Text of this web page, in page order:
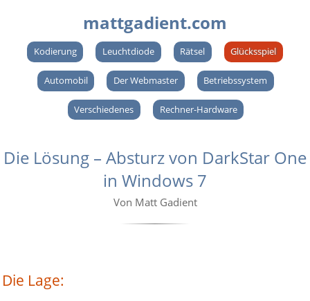
mattgadient.com
Kodierung Leuchtdiode Rätsel Glücksspiel
Automobil Der Webmaster Betriebssystem
Verschiedenes Rechner-Hardware
Die Lösung – Absturz von DarkStar One
in Windows 7
Von Matt Gadient
Die Lage: